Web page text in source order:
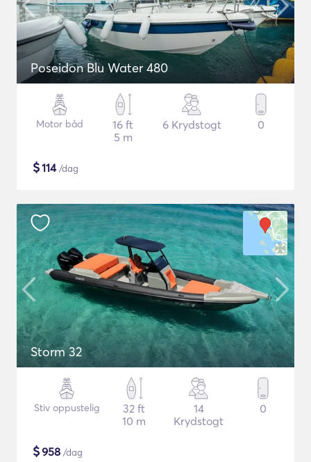
Poseidon Blu Water 480
Motor båd
16 ft
5 m
6 Krydstogt 0
$114/dag
Storm 32
Stiv oppustelig
32 ft
10 m
14
Krydstogt
0
$958 /dag